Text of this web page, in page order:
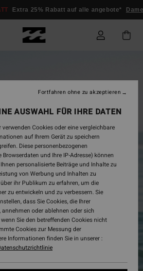
Extra 25% Rabatt auf alle angebote* Damen
AUSWAHL FÜR IHRE DATEN
Cookies oder eine vergleichbare
auf Ihrem Gerät zu speichern
Diese personenbezogenen
und Ihre IP-Adresse) können
personalisierte Beiträge und Inhalte zu
von Werbung und Inhalten zu
ihr Publikum zu erfahren, um die
zu entwickeln und zu verbessern. Sie
dass Sie Cookies, die Ihrer
oder ablehnen oder sich
Sie den betreffenden Cookies nicht
Cookies zur Messung der
Informationen finden Sie in unserer :
Fortfahren ohne zu akzeptieren